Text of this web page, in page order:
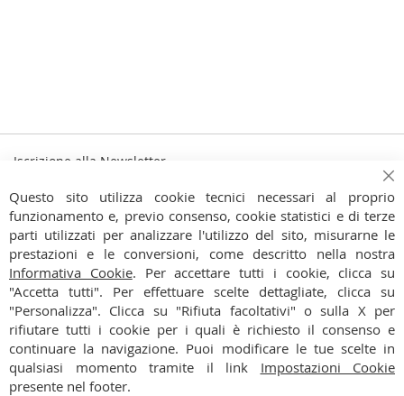
Iscrizione alla Newsletter
alla
nostra
Newsletter:
Iscriviti
Ho preso visione dell'Informativa Privacy
CONTATTI
CONDIZIONI
PAGAMENTI
Questo sito utilizza cookie tecnici necessari al proprio
funzionamento e, previo consenso, cookie statistici e di terze
parti utilizzati per analizzare l'utilizzo del sito, misurarne le
prestazioni e le conversioni, come descritto nella nostra
Informativa Cookie. Per accettare tutti i cookie, clicca su
"Accetta tutti". Per effettuare scelte dettagliate, clicca su
"Personalizza". Clicca su "Rifiuta facoltativi" o sulla X per
rifiutare tutti i cookie per i quali è richiesto il consenso e
continuare la navigazione. Puoi modificare le tue scelte in
qualsiasi momento tramite il link Impostazioni Cookie
presente nel footer.